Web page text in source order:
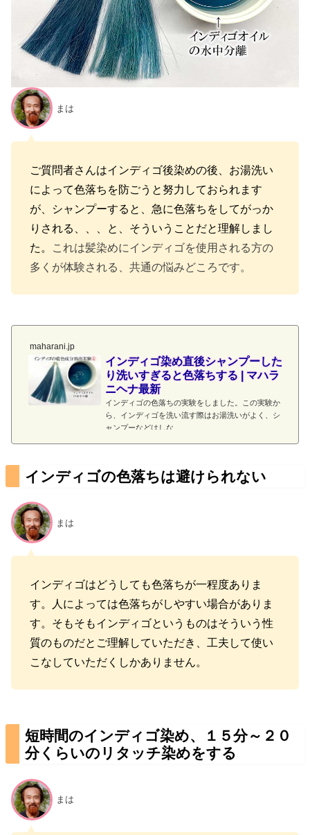
まは
ご質問者さんはインディゴ後染めの後、お湯洗い
によって色落ちを防ごうと努力しておられます
が、シャンプーすると、急に色落ちをしてがっか
りされる、、、と、そういうことだと理解しまし
た。
これは髪染めにインディゴを使用される方の
多くが体験される、共通の悩みどころです。
maharani.jp
インディゴ染め直後シャンプーした
り洗いすぎると色落ちする | マハラ
ニヘナ最新
インディゴの色落ちの実験をしました。この実験か
ら、インディゴを洗い流す際はお湯洗いがよく、シ
ャンプーなどはしな
インディゴの色落ちは避けられない
まは
インディゴはどうしても色落ちが一程度ありま
す。人によっては色落ちがしやすい場合がありま
す。そもそもインディゴというものはそういう性
質のものだとご理解していただき、工夫して使い
こなしていただくしかありません。
短時間のインディゴ染め、
１５分～２０
分くらいのリタッチ染めをする
まは